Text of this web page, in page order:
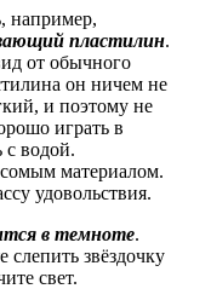
например,
пластилин.
от обычного
он ничем не
и поэтому не
играть в
с водой.
материалом.
удовольствия.
в темноте.
звёздочку
свет.